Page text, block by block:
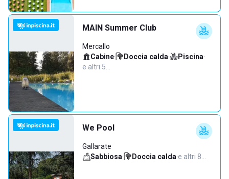
MAIN Summer Club
Mercallo
Cabine· Doccia calda· Piscina·
e altri 5…
We Pool
Gallarate
Sabbiosa· Doccia calda·e altri 8…